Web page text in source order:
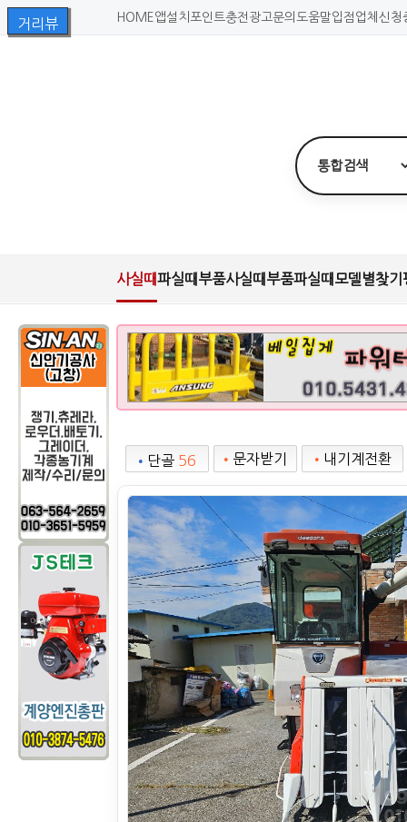
HOME 앱설치 포인트충전 광고문의 도움말입점업체신청
사실때파실때 부품사실때 부품파실때 모델별찾기
• 단골 56 • 문자받기 • 내기계전환